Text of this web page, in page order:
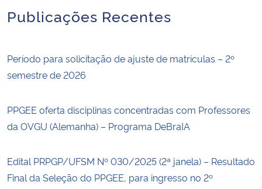
Publicações Recentes
Período para solicitação de ajuste de matrículas – 2º
semestre de 2026
PPGEE oferta disciplinas concentradas com Professores
da OVGU (Alemanha) – Programa DeBraIA
Edital PRPGP/UFSM Nº 030/2025 (2ª janela) – Resultado
Final da Seleção do PPGEE, para ingresso no 2º